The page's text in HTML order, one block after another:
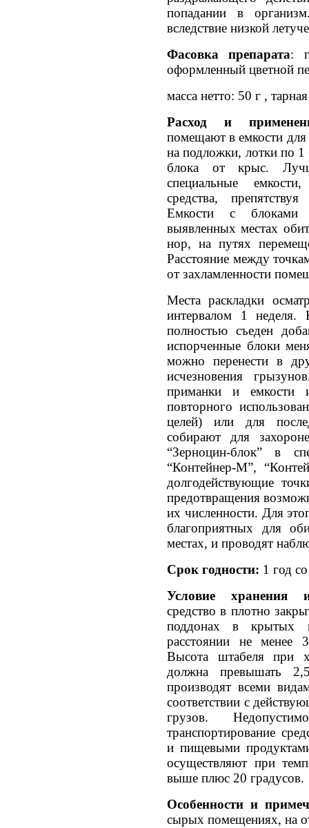
попадании в
вследствие низкой
Фасовка препарата:
оформленный цветной
масса нетто: 50 г ,
Расход и
помещают в емкости для
на подложки, лотки по
блока от крыс.
специальные
средства,
Емкости с блоками
выявленных местах
нор, на путях
Расстояние между
от захламленности
Места раскладки
интервалом 1
полностью съеден
испорченные блоки
можно перенести в
исчезновения
приманки и емкости
повторного
целей) или для
собирают для
“Зерноцин-блок” в
“Контейнер-М”,
долгодействующие
предотвращения
их численности. Для
благоприятных для
местах, и проводят
Срок годности: 1 год
Условие хранения
средство в плотно
поддонах в крытых
расстоянии не менее
Высота штабеля при
должна превышать
производят всеми
соответствии с
грузов.
транспортирование
и пищевыми
осуществляют при
выше плюс 20 градусов.
Особенности и
сырых помещениях, на